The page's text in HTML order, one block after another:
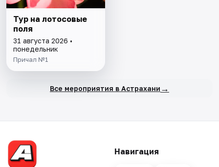
Тур на лотосовые
поля
31 августа 2026 •
понедельник
Причал №1
Все мероприятия в Астрахани →
Навигация